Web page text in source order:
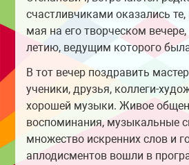
счастливчиками оказались
мая на его творческом
летию, ведущим которого
В тот вечер поздравить
ученики, друзья, коллеги-
хорошей музыки. Живое
воспоминания, музыкальные
множество искренних слов и
аплодисментов вошли в